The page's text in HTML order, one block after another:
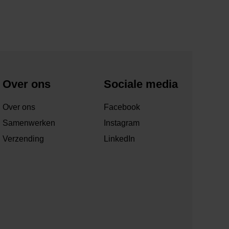
Over ons
Over ons
Samenwerken
Verzending
Sociale media
Facebook
Instagram
LinkedIn